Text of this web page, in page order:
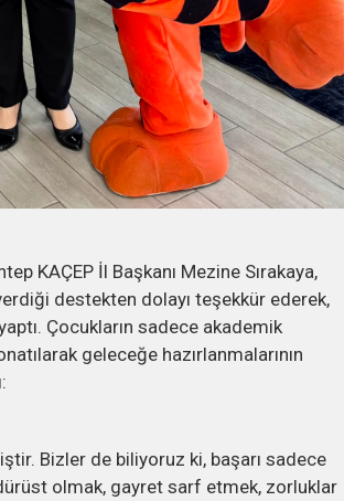
KAÇEP İl Başkanı Mezine Sırakaya,
destekten dolayı teşekkür ederek,
Çocukların sadece akademik
geleceğe hazırlanmalarının
Bizler de biliyoruz ki, başarı sadece
olmak, gayret sarf etmek, zorluklar